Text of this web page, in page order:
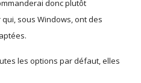
donc plutôt
sous Windows, ont des
les options par défaut, elles